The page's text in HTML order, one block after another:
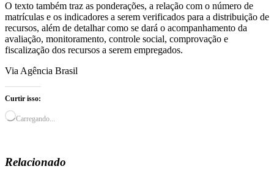
O texto também traz as ponderações, a relação com o número de
matrículas e os indicadores a serem verificados para a distribuição de
recursos, além de detalhar como se dará o acompanhamento da
avaliação, monitoramento, controle social, comprovação e
fiscalização dos recursos a serem empregados.
Via Agência Brasil
Curtir isso:
Carregando...
Relacionado